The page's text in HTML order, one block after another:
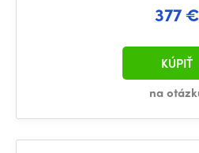
377 €
na
KÚPIŤ